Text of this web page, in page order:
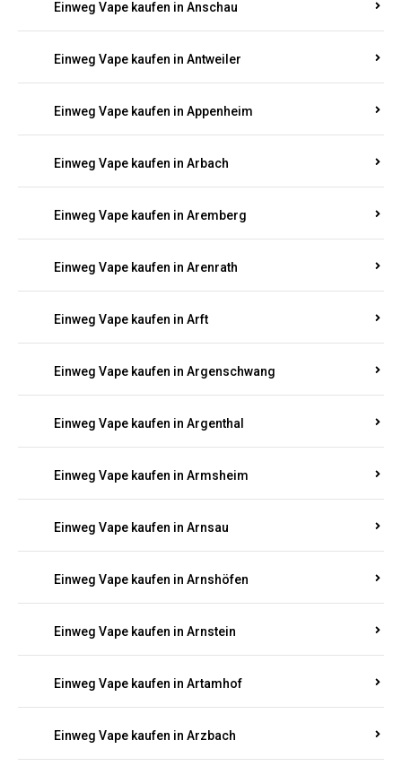
Einweg Vape kaufen in Anschau
Einweg Vape kaufen in Antweiler
Einweg Vape kaufen in Appenheim
Einweg Vape kaufen in Arbach
Einweg Vape kaufen in Aremberg
Einweg Vape kaufen in Arenrath
Einweg Vape kaufen in Arft
Einweg Vape kaufen in Argenschwang
Einweg Vape kaufen in Argenthal
Einweg Vape kaufen in Armsheim
Einweg Vape kaufen in Arnsau
Einweg Vape kaufen in Arnshöfen
Einweg Vape kaufen in Arnstein
Einweg Vape kaufen in Artamhof
Einweg Vape kaufen in Arzbach